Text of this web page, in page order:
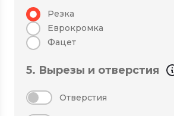
Резка
Еврокромка
Фацет
5. Вырезы и отверстия
Отверстия